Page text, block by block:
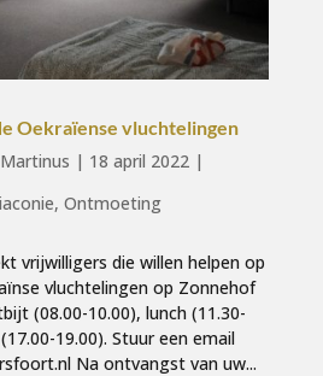
Oekraïense vluchtelingen
| 18 april 2022|
, Ontmoeting
vrijwilligers die willen helpen op
vluchtelingen op Zonnehof
(08.00-10.00), lunch (11.30-
19.00). Stuur een email
Na ontvangst van uw...